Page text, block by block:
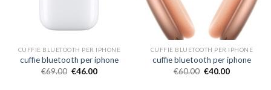
CUFFIE BLUETOOTH PER IPHONE
cuffie bluetooth per iphone
€69.00 €46.00
CUFFIE BLUETOOTH PER IPHONE
cuffie bluetooth per iphone
€60.00 €40.00